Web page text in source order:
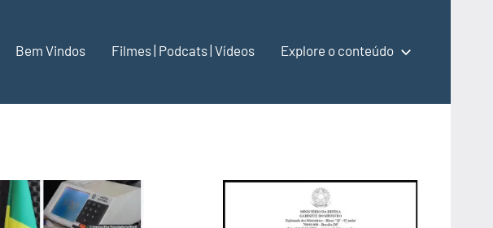
Bem Vindos Filmes | Podcats | Vídeos Explore o conteúdo